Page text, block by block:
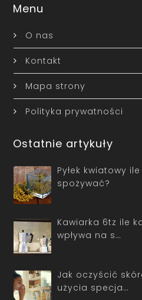
Menu
O nas
Kontakt
Mapa strony
Polityka prywatności
Ostatnie artykuły
Pyłek kwiatowy
spożywać?
Kawiarka 6tz ile
wpływa na s…
Jak oczyścić
użycia specja…